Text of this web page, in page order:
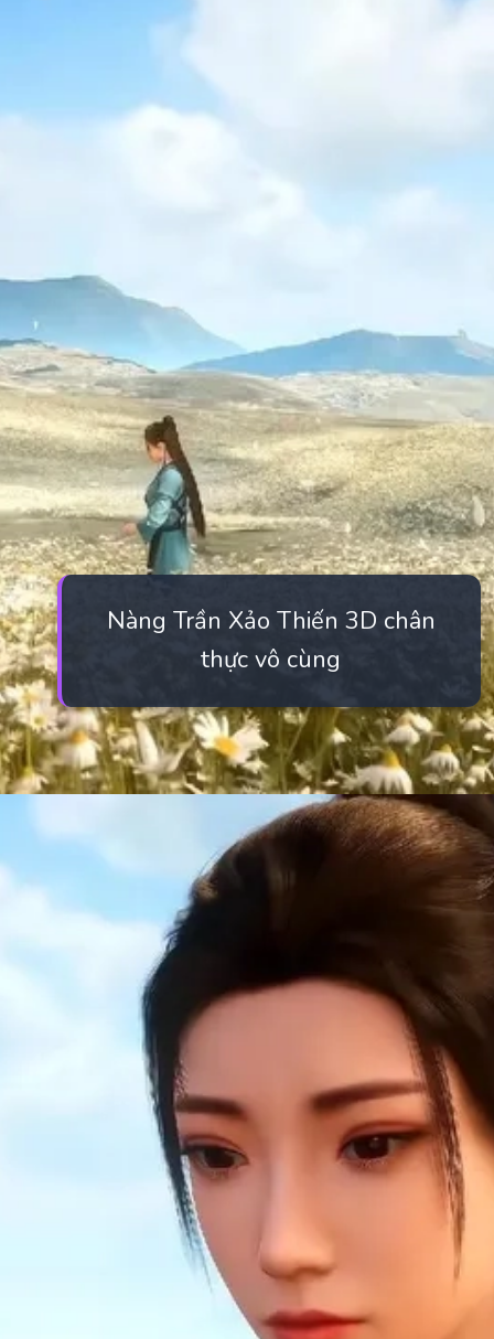
Nàng Trần Xảo Thiến 3D chân
thực vô cùng
https://manhua.edu.vn/tran-xao-thien